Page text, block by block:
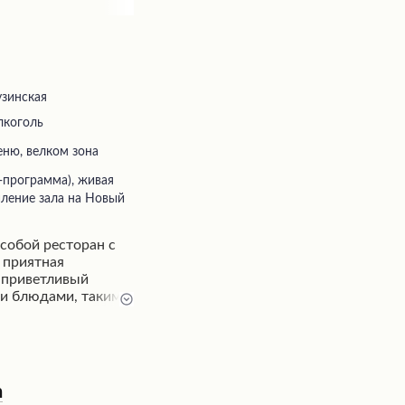
велком зона
зала на Новый
ресторан с
приятная
блюдами, такими
с элементами
ручьями и
и
уровня,